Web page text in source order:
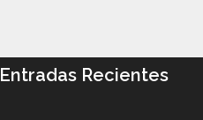
Entradas Recientes